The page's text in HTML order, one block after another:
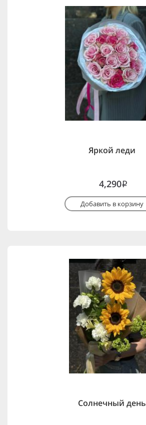
Яркой леди
4,290i
Добавить в корзину
Солнечный день